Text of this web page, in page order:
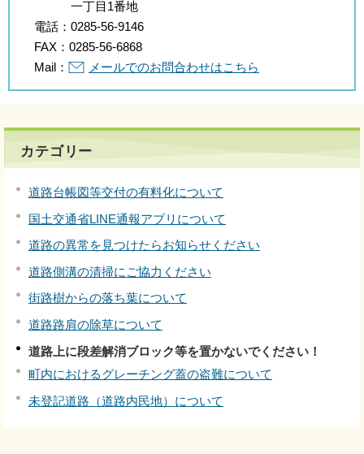
一丁目1番地
電話： 0285-56-9146
FAX： 0285-56-6868
Mail：
メールでのお問合わせはこちら
カテゴリー
道路台帳図等交付の有料化について
国土交通省LINE通報アプリについて
道路の異常を見つけたらお知らせください
道路側溝の清掃にご協力ください
街路樹からの落ち葉について
道路路肩の除草について
道路上に段差解消ブロック等を置かないでください！
町内におけるグレーチング蓋の盗難について
未登記道路（道路内民地）について